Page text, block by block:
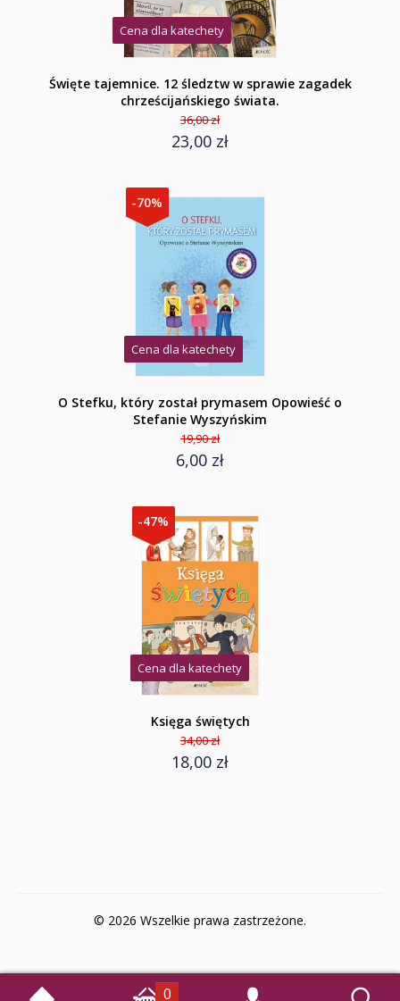
Cena dla katechety
Święte tajemnice. 12 śledztw w sprawie zagadek
chrześcijańskiego świata.
36,00 zł
23,00 zł
-70%
Cena dla katechety
O Stefku, który został prymasem Opowieść o
Stefanie Wyszyńskim
19,90 zł
6,00 zł
-47%
Cena dla katechety
Księga świętych
34,00 zł
18,00 zł
© 2026 Wszelkie prawa zastrzeżone.
0